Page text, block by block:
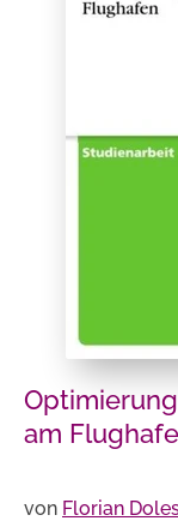
am
von Florian